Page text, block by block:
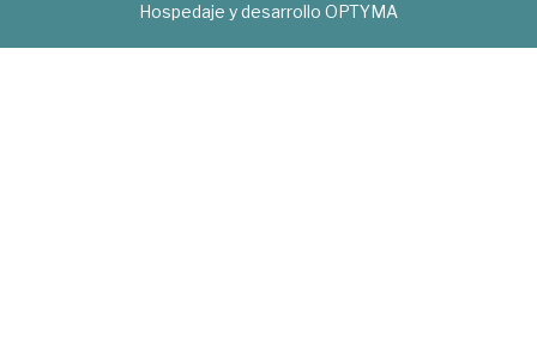
Hospedaje y desarrollo OPTYMA